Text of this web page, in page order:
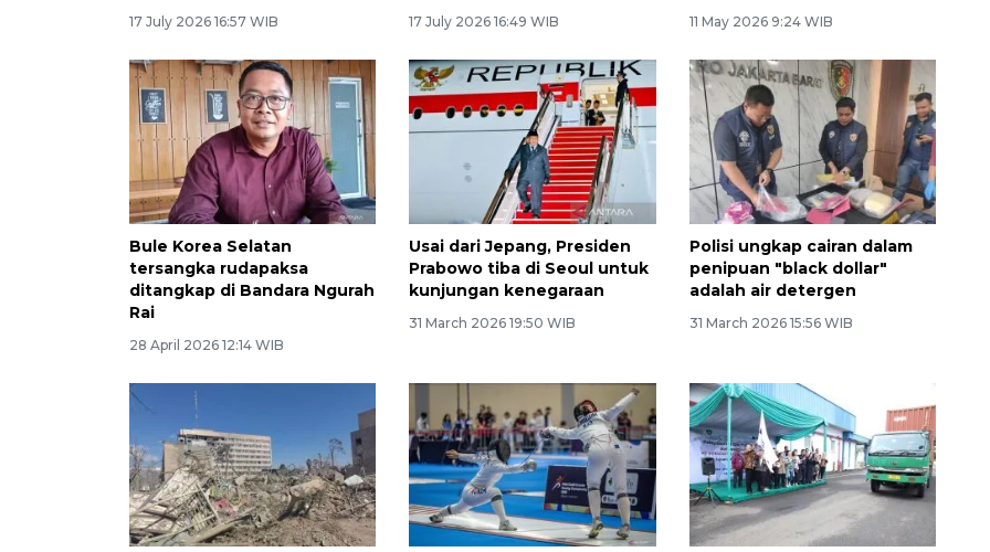
17 July 2026 16:57 WIB 17 July 2026 16:49 WIB 11 May 2026 9:24 WIB
Bule Korea Selatan
tersangka rudapaksa
ditangkap di Bandara Ngurah
Rai
28 April 2026 12:14 WIB
Usai dari Jepang, Presiden
Prabowo tiba di Seoul untuk
kunjungan kenegaraan
31 March 2026 19:50 WIB
Polisi ungkap cairan dalam
penipuan "black dollar"
adalah air detergen
31 March 2026 15:56 WIB